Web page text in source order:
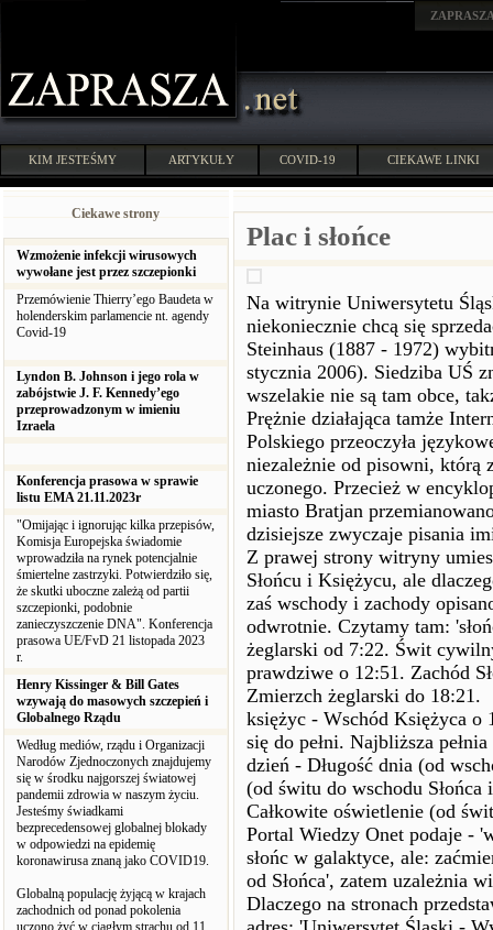
KIM JESTEŚMY ARTYKUŁY COVID-19 CIEKAWE LINKI
Ciekawe strony
Wzmożenie infekcji wirusowych
wywołane jest przez szczepionki
Przemówienie Thierry’ego Baudeta w
holenderskim parlamencie nt. agendy
Covid-19
Lyndon B. Johnson i jego rola w
zabójstwie J. F. Kennedy’ego
przeprowadzonym w imieniu
Izraela
Konferencja prasowa w sprawie
listu EMA 21.11.2023r
"Omijając i ignorując kilka przepisów,
Komisja Europejska świadomie
wprowadziła na rynek potencjalnie
śmiertelne zastrzyki. Potwierdziło się,
że skutki uboczne zależą od partii
szczepionki, podobnie
zanieczyszczenie DNA". Konferencja
prasowa UE/FvD 21 listopada 2023
r.
Henry Kissinger & Bill Gates
wzywają do masowych szczepień i
Globalnego Rządu
Według mediów, rządu i Organizacji
Narodów Zjednoczonych znajdujemy
się w środku najgorszej światowej
pandemii zdrowia w naszym życiu.
Jesteśmy świadkami
bezprecedensowej globalnej blokady
w odpowiedzi na epidemię
koronawirusa znaną jako COVID19.
Globalną populację żyjącą w krajach
zachodnich od ponad pokolenia
uczono żyć w ciągłym strachu od 11
Plac i słońce
Na witrynie Uniwersytetu
niekoniecznie chcą się
Steinhaus (1887 - 1972)
stycznia 2006). Siedziba UŚ
wszelakie nie są tam obce,
Prężnie działająca tamże
Polskiego przeoczyła
niezależnie od pisowni, którą
uczonego. Przecież w
miasto Bratjan
dzisiejsze zwyczaje pisania
Z prawej strony witryny
Słońcu i Księżycu, ale
zaś wschody i zachody
odwrotnie. Czytamy tam:
żeglarski od 7:22. Świt
prawdziwe o 12:51. Zachód
Zmierzch żeglarski do 18:21.
księżyc - Wschód Księżyca o
się do pełni. Najbliższa
dzień - Długość dnia (od
(od świtu do wschodu Słońca
Całkowite oświetlenie (od
Portal Wiedzy Onet podaje -
słońc w galaktyce, ale:
od Słońca', zatem uzależnia
Dlaczego na stronach